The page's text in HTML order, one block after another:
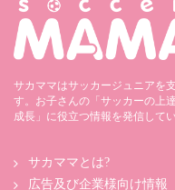
サカママはサッカージュニアを
す。お子さんの「サッカーの上
成長」に役立つ情報を発信してい
サカママとは?
広告及び企業様向け情報